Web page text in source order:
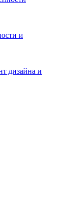
и
дизайна и